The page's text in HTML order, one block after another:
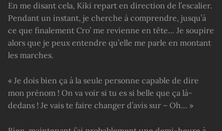
En me disant cela, Kiki repart en direction de l’escalier.
Pendant un instant, je cherche à comprendre, jusqu’à
ce que finalement Cro’ me revienne en tête… Je soupire
alors que je peux entendre qu’elle me parle en montant
les marches.
« Je dois bien ça à la seule personne capable de dire
mon prénom ! On va voir si tu es si belle que ça là-
dedans ! Je vais te faire changer d’avis sur – Oh… »